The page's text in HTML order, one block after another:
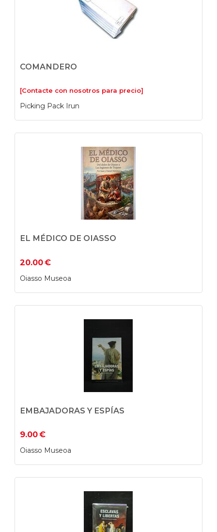
COMANDERO
[Contacte con nosotros para precio]
Picking Pack Irun
EL MÉDICO DE OIASSO
20.00€
Oiasso Museoa
EMBAJADORAS Y ESPÍAS
9.00€
Oiasso Museoa